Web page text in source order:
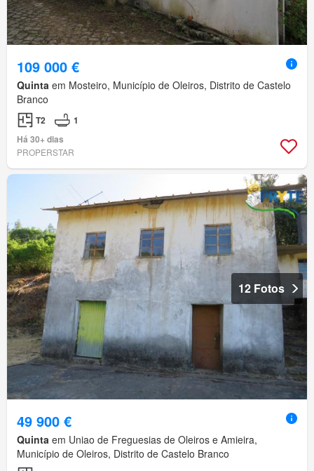
109 000 €
Quinta em Mosteiro, Município de Oleiros, Distrito de Castelo
Branco
T2
1
Há 30+ dias
PROPERSTAR
12 Fotos
49 900 €
Quinta em Uniao de Freguesias de Oleiros e Amieira,
Município de Oleiros, Distrito de Castelo Branco